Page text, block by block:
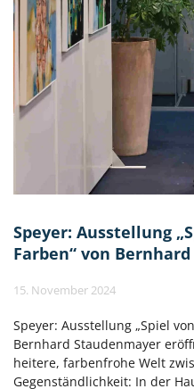
Speyer: Ausstellung
Farben“ von
15. November 2024
Speyer: Ausstellung „Spiel
Bernhard Staudenmayer
heitere, farbenfrohe Welt
Gegenständlichkeit: In der